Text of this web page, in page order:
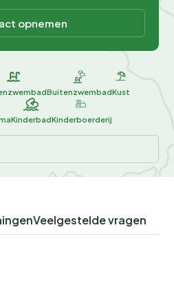
opnemen
BuitenzwembadKust
KinderbadKinderboerderij
Veelgestelde vragen